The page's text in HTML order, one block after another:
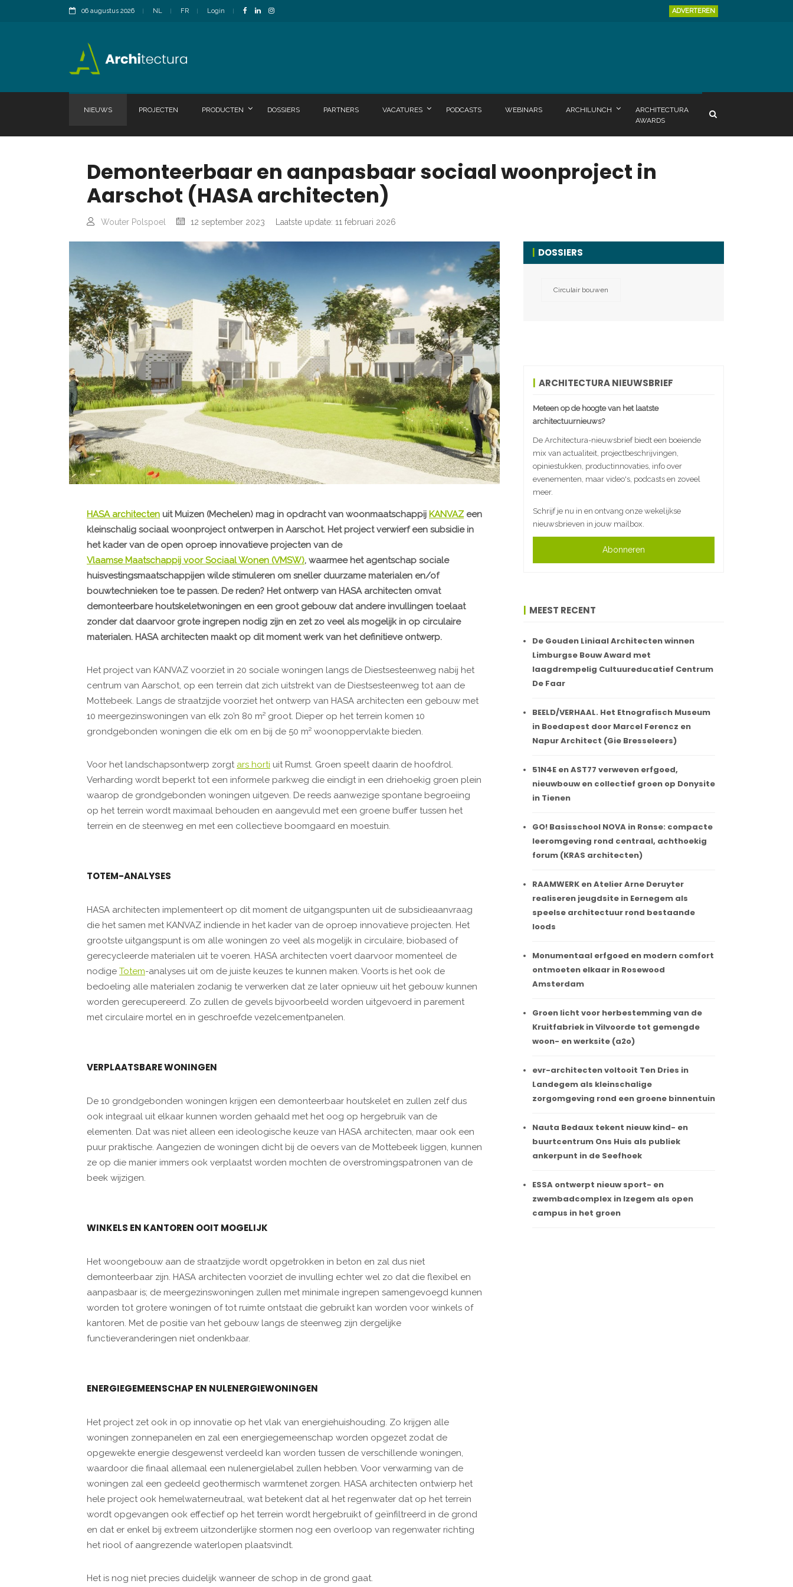
06 augustus 2026 NL FR Login ADVERTEREN
NIEUWS PROJECTEN PRODUCTEN DOSSIERS PARTNERS VACATURES PODCASTS WEBINARS ARCHILUNCH
ARCHITECTURA
AWARDS
Demonteerbaar en aanpasbaar sociaal woonproject in
Aarschot (HASA architecten)
Wouter Polspoel 12 september 2023 Laatste update: 11 februari 2026
HASA architecten uit Muizen (Mechelen) mag in opdracht van woonmaatschappij KANVAZeen
kleinschalig sociaal woonproject ontwerpen in Aarschot. Het project verwierf een subsidie in
het kader van de open oproep innovatieve projecten van de
Vlaamse Maatschappij voor Sociaal Wonen (VMSW), waarmee het agentschap sociale
huisvestingsmaatschappijen wilde stimuleren om sneller duurzame materialen en/of
bouwtechnieken toe te passen. De reden? Het ontwerp van HASA architecten omvat
demonteerbare houtskeletwoningen en een groot gebouw dat andere invullingen toelaat
zonder dat daarvoor grote ingrepen nodig zijn en zet zo veel als mogelijk in op circulaire
materialen. HASA architecten maakt op dit moment werk van het definitieve ontwerp.
Het project van KANVAZ voorziet in 20 sociale woningen langs de Diestsesteenweg nabij het
centrum van Aarschot, op een terrein dat zich uitstrekt van de Diestsesteenweg tot aan de
Mottebeek. Langs de straatzijde voorziet het ontwerp van HASA architecten een gebouw met
10 meergezinswoningen van elk zo’n 80 m² groot. Dieper op het terrein komen 10
grondgebonden woningen die elk om en bij de 50 m² woonoppervlakte bieden.
Voor het landschapsontwerp zorgt ars horti uit Rumst. Groen speelt daarin de hoofdrol.
Verharding wordt beperkt tot een informele parkweg die eindigt in een driehoekig groen plein
waarop de grondgebonden woningen uitgeven. De reeds aanwezige spontane begroeiing
op het terrein wordt maximaal behouden en aangevuld met een groene buffer tussen het
terrein en de steenweg en met een collectieve boomgaard en moestuin.
TOTEM-ANALYSES
HASA architecten implementeert op dit moment de uitgangspunten uit de subsidieaanvraag
die het samen met KANVAZ indiende in het kader van de oproep innovatieve projecten. Het
grootste uitgangspunt is om alle woningen zo veel als mogelijk in circulaire, biobased of
gerecycleerde materialen uit te voeren. HASA architecten voert daarvoor momenteel de
nodige Totem-analyses uit om de juiste keuzes te kunnen maken. Voorts is het ook de
bedoeling alle materialen zodanig te verwerken dat ze later opnieuw uit het gebouw kunnen
worden gerecupereerd. Zo zullen de gevels bijvoorbeeld worden uitgevoerd in parement
met circulaire mortel en in geschroefde vezelcementpanelen.
VERPLAATSBARE WONINGEN
De 10 grondgebonden woningen krijgen een demonteerbaar houtskelet en zullen zelf dus
ook integraal uit elkaar kunnen worden gehaald met het oog op hergebruik van de
elementen. Dat was niet alleen een ideologische keuze van HASA architecten, maar ook een
puur praktische. Aangezien de woningen dicht bij de oevers van de Mottebeek liggen, kunnen
ze op die manier immers ook verplaatst worden mochten de overstromingspatronen van de
beek wijzigen.
WINKELS EN KANTOREN OOIT MOGELIJK
Het woongebouw aan de straatzijde wordt opgetrokken in beton en zal dus niet
demonteerbaar zijn. HASA architecten voorziet de invulling echter wel zo dat die flexibel en
aanpasbaar is; de meergezinswoningen zullen met minimale ingrepen samengevoegd kunnen
worden tot grotere woningen of tot ruimte ontstaat die gebruikt kan worden voor winkels of
kantoren. Met de positie van het gebouw langs de steenweg zijn dergelijke
functieveranderingen niet ondenkbaar.
ENERGIEGEMEENSCHAP EN NULENERGIEWONINGEN
Het project zet ook in op innovatie op het vlak van energiehuishouding. Zo krijgen alle
woningen zonnepanelen en zal een energiegemeenschap worden opgezet zodat de
opgewekte energie desgewenst verdeeld kan worden tussen de verschillende woningen,
waardoor die finaal allemaal een nulenergielabel zullen hebben. Voor verwarming van de
woningen zal een gedeeld geothermisch warmtenet zorgen. HASA architecten ontwierp het
hele project ook hemelwaterneutraal, wat betekent dat al het regenwater dat op het terrein
wordt opgevangen ook effectief op het terrein wordt hergebruikt of geïnfiltreerd in de grond
en dat er enkel bij extreem uitzonderlijke stormen nog een overloop van regenwater richting
het riool of aangrezende waterlopen plaatsvindt.
Het is nog niet precies duidelijk wanneer de schop in de grond gaat.
DOSSIERS
Circulair bouwen
ARCHITECTURA NIEUWSBRIEF
Meteen op de hoogte van het laatste
architectuurnieuws?
De Architectura-nieuwsbrief biedt een boeiende
mix van actualiteit, projectbeschrijvingen,
opiniestukken, productinnovaties, info over
evenementen, maar video's, podcasts en zoveel
meer.
Schrijf je nu in en ontvang onze wekelijkse
nieuwsbrieven in jouw mailbox.
Abonneren
MEEST RECENT
De Gouden Liniaal Architecten winnen
Limburgse Bouw Award met
laagdrempelig Cultuureducatief Centrum
De Faar
BEELD/VERHAAL. Het Etnografisch Museum
in Boedapest door Marcel Ferencz en
Napur Architect (Gie Bresseleers)
51N4E en AST77 verweven erfgoed,
nieuwbouw en collectief groen op Donysite
in Tienen
GO! Basisschool NOVA in Ronse: compacte
leeromgeving rond centraal, achthoekig
forum (KRAS architecten)
RAAMWERK en Atelier Arne Deruyter
realiseren jeugdsite in Eernegem als
speelse architectuur rond bestaande
loods
Monumentaal erfgoed en modern comfort
ontmoeten elkaar in Rosewood
Amsterdam
Groen licht voor herbestemming van de
Kruitfabriek in Vilvoorde tot gemengde
woon- en werksite (a2o)
evr-architecten voltooit Ten Dries in
Landegem als kleinschalige
zorgomgeving rond een groene binnentuin
Nauta Bedaux tekent nieuw kind- en
buurtcentrum Ons Huis als publiek
ankerpunt in de Seefhoek
ESSA ontwerpt nieuw sport- en
zwembadcomplex in Izegem als open
campus in het groen